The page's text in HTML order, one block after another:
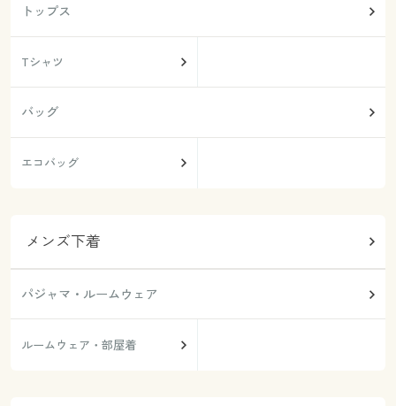
トップス
Tシャツ
バッグ
エコバッグ
メンズ下着
パジャマ・ルームウェア
ルームウェア・部屋着